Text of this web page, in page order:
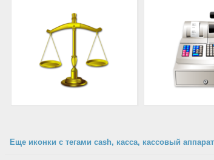
Еще иконки с тегами cash, касса, кассовый аппарат